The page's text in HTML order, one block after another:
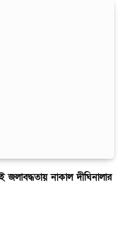
নাকাল দীঘিনালার